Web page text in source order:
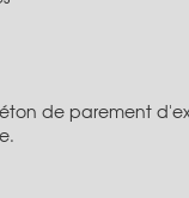
de parement